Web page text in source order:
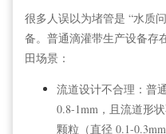
很多人误以为堵管是 “水质
备。普通滴灌带生产设备存
田场景：
流道设计不合理：普
0.8-1mm，且流道形
颗粒（直径 0.1-